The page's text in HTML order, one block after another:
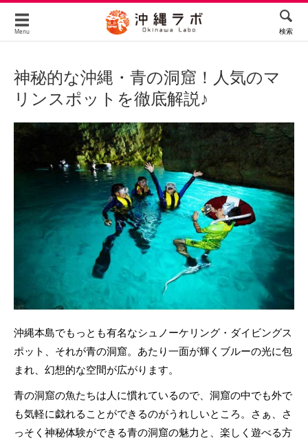
Menu 検索
神秘的な沖縄・青の洞窟！人気のマ
リンスポットを徹底解説♪
沖縄本島でもっとも有名なシュノーケリング・ダイビングス
ポット、それが青の洞窟。あたり一面が輝くブルーの光に包
まれ、幻想的な空間が広がります。
青の洞窟の魚たちは人に慣れているので、洞窟の中でも外で
も気軽に戯れることができるのがうれしいところ。さぁ、さ
っそく神秘体験ができる青の洞窟の魅力と、楽しく遊べる方